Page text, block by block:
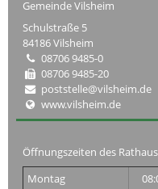
Gemeinde Vilsheim
Schulstraße 5
84186 Vilsheim
08706 9485-0
08706 9485-20
poststelle@vilsheim.de
www.vilsheim.de
Öffnungszeiten des
Montag